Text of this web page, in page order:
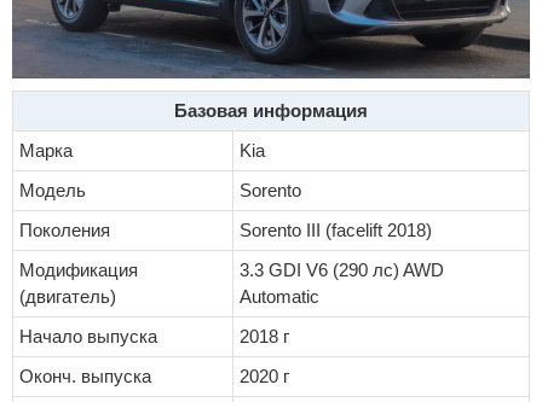
Базовая информация
Марка
Kia
Модель
Sorento
Поколения
Sorento III (facelift 2018)
Модификация
(двигатель)
3.3 GDI V6 (290 лс) AWD
Automatic
Начало выпуска
2018 г
Оконч. выпуска
2020 г